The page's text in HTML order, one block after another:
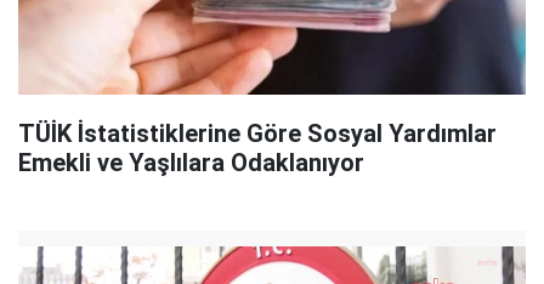
TÜİK İstatistiklerine Göre Sosyal Yardımlar
Emekli ve Yaşlılara Odaklanıyor